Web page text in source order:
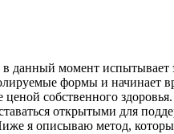
в данный момент
формы и начинает
собственного
открытыми для
я описываю метод,